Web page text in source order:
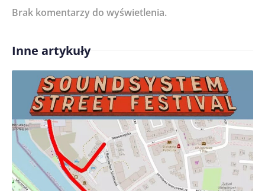
Treść komentarza*
Imię/ Nick*
Zapamiętaj moje dane w tej przeglądarce podczas
pisania kolejnych komentarzy.
Brak komentarzy do wyświetlenia.
Inne artykuły